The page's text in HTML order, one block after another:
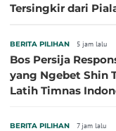
Tersingkir dari
BERITA PILIHAN 5 jam lalu
Bos Persija
yang Ngebet Shin
Latih Timnas
BERITA PILIHAN 7 jam lalu